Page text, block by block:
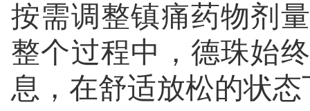
按需调整镇痛药物剂
整个过程中，德珠始
息，在舒适放松的状